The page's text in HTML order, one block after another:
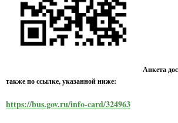
Анкета
также по ссылке, указанной ниже:
https://bus.gov.ru/info-card/324963